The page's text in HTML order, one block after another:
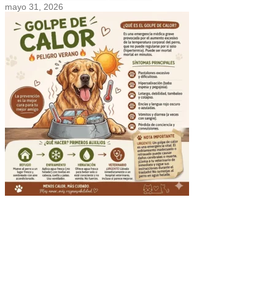
mayo 31, 2026